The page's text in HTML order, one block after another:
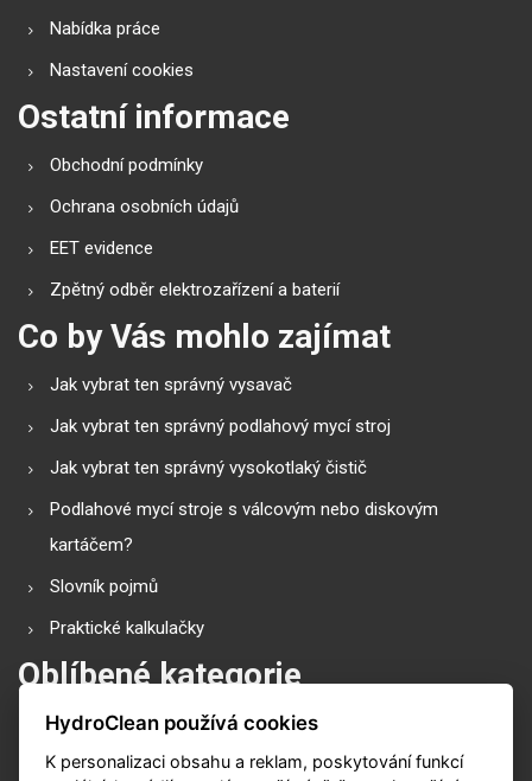
Nabídka práce
Nastavení cookies
Ostatní informace
Obchodní podmínky
Ochrana osobních údajů
EET evidence
Zpětný odběr elektrozařízení a baterií
Co by Vás mohlo zajímat
Jak vybrat ten správný vysavač
Jak vybrat ten správný podlahový mycí stroj
Jak vybrat ten správný vysokotlaký čistič
Podlahové mycí stroje s válcovým nebo diskovým
kartáčem?
Slovník pojmů
Praktické kalkulačky
Oblíbené kategorie
Průmyslové vysavače
Vysokotlaké čističe
HydroClean používá cookies
K personalizaci obsahu a reklam, poskytování funkcí